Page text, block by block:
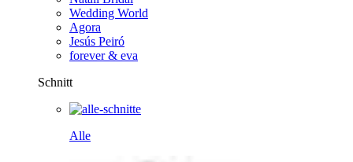
Wedding World
Agora
Jesús Peiró
forever & eva
Schnitt
Alle